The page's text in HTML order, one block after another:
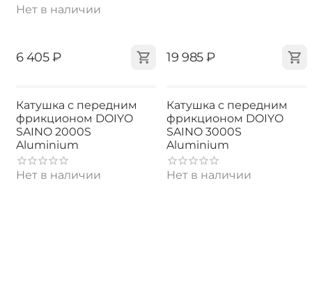
Нет в наличии
‍6 405‍₽ ‍19 985‍₽
Катушка с передним
фрикционом DOIYO
SAINO 2000S
Aluminium
Нет в наличии
Катушка с передним
фрикционом DOIYO
SAINO 3000S
Aluminium
Нет в наличии